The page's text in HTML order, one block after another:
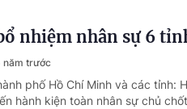
Chiến dịch 500 ngày đêm tìm kiếm, quy tập và xác định danh tính hài cốt liệt sĩnhiệm nhân sự 6
năm trước
phố Hồ Chí Minh và các tỉnh:
hành kiện toàn nhân sự chủ